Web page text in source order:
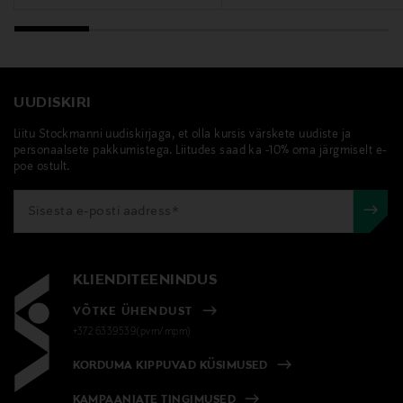
UUDISKIRI
Liitu Stockmanni uudiskirjaga, et olla kursis värskete uudiste ja
personaalsete pakkumistega. Liitudes saad ka -10% oma järgmiselt e-
poe ostult.
KLIENDITEENINDUS
VÕTKE ÜHENDUST
+372 6339539(pvm/mpm)
KORDUMA KIPPUVAD KÜSIMUSED
KAMPAANIATE TINGIMUSED